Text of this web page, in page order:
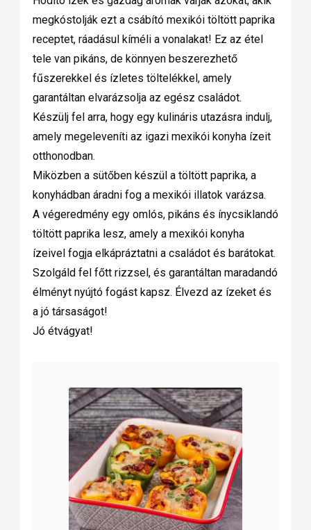
megkóstolják ezt a csábító mexikói töltött paprika
receptet, ráadásul kíméli a vonalakat! Ez az étel
tele van pikáns, de könnyen beszerezhető
fűszerekkel és ízletes töltelékkel, amely
garantáltan elvarázsolja az egész családot.
Készülj fel arra, hogy egy kulináris utazásra indulj,
amely megeleveníti az igazi mexikói konyha ízeit
otthonodban.
Miközben a sütőben készül a töltött paprika, a
konyhádban áradni fog a mexikói illatok varázsa.
A végeredmény egy omlós, pikáns és ínycsiklandó
töltött paprika lesz, amely a mexikói konyha
ízeivel fogja elkápráztatni a családot és barátokat.
Szolgáld fel főtt rizzsel, és garantáltan maradandó
élményt nyújtó fogást kapsz. Élvezd az ízeket és
a jó társaságot!
Jó étvágyat!